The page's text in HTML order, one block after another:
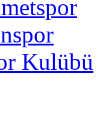
Kulübü